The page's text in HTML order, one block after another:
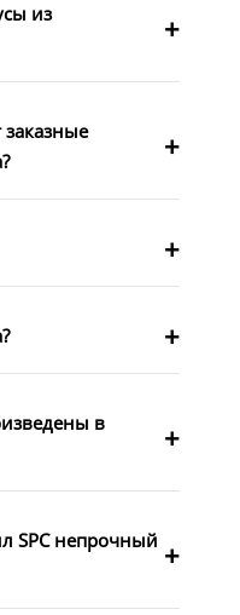
из
заказные
в
SPC непрочный